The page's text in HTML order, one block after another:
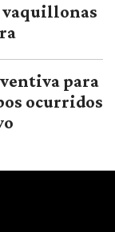
vaquillonas
para
ocurridos